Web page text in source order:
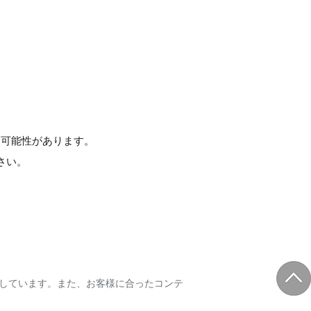
ています。また、お客様に合ったコンテ
能性があります。
。